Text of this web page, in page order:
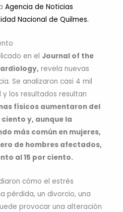
Agencia de Noticias
Nacional de Quilmes.
en el Journal of the
revela nuevas
Se analizaron casi 4 mil
y los resultados resultan
físicos aumentaron del
y, aunque la
más común en mujeres,
de hombres afectados,
al 15 por ciento.
cómo el estrés
pérdida, un divorcio, una
provocar una alteración